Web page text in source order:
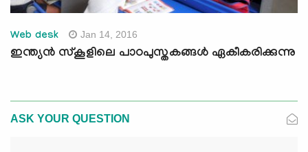
Web desk Jan 14, 2016
ഇന്ത്യന്‍ സ്‌കൂളിലെ പാഠപുസ്തകങ്ങള്‍ ഏകീകരിക്കുന്നു
ASK YOUR QUESTION